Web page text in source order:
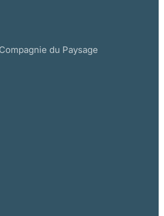
du Paysage